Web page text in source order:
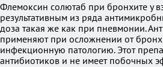
Флемоксин солютаб при бронхите у
результативным из ряда
доза такая же как при пневмонии.
применяют при осложнении от
инфекционную патологию. Этот
антибиотиков и не имеет побочных